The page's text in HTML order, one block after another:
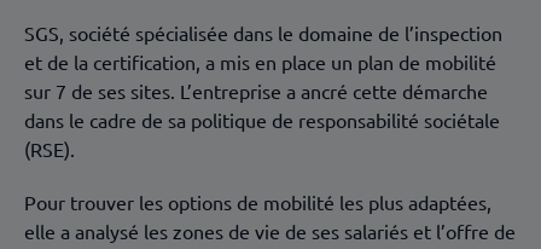
SGS, société spécialisée dans le domaine de l’inspection
et de la certification, a mis en place un plan de mobilité
sur 7 de ses sites. L’entreprise a ancré cette démarche
dans le cadre de sa politique de responsabilité sociétale
(RSE).
Pour trouver les options de mobilité les plus adaptées,
elle a analysé les zones de vie de ses salariés et l’offre de